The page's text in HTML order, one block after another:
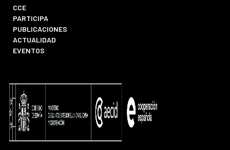
CCE
PARTICIPA
PUBLICACIONES
ACTUALIDAD
EVENTOS